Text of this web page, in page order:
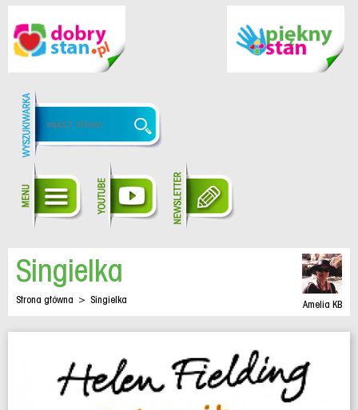
Amelia KB
Singielka
Strona główna > Singielka